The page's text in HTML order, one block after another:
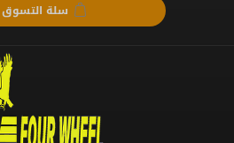
سلة التسوق